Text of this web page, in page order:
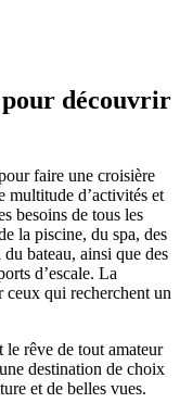
découvrir
faire une croisière
multitude d’activités et
besoins de tous les
la piscine, du spa, des
bateau, ainsi que des
d’escale. La
ceux qui recherchent un
le rêve de tout amateur
destination de choix
et de belles vues.